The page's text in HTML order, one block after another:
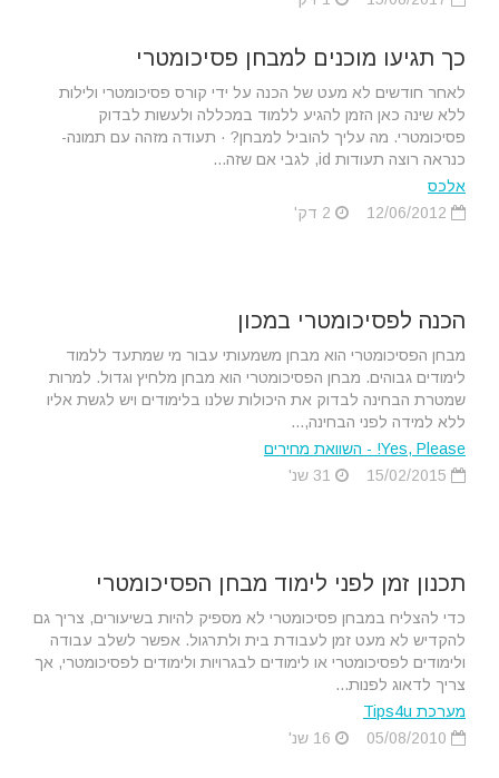
כך תגיעו מוכנים למבחן פסיכומטרי
לאחר חודשים לא מעט של הכנה על ידי קורס פסיכומטרי ולילות
ללא שינה כאן הזמן להגיע ללמוד במכללה ולעשות לבדוק
פסיכומטרי. מה עליך להוביל למבחן? · תעודה מזהה עם תמונה-
כנראה רוצה תעודות id, לגבי אם שזה...
אלכס
הכנה לפסיכומטרי במכון
מבחן הפסיכומטרי הוא מבחן משמעותי עבור מי שמתעד ללמוד
לימודים גבוהים. מבחן הפסיכומטרי הוא מבחן מלחיץ וגדול. למרות
שמטרת הבחינה לבדוק את היכולות שלנו בלימודים ויש לגשת אליו
ללא למידה לפני הבחינה,...
Yes, Please! - השוואת מחירים
תכנון זמן לפני לימוד מבחן הפסיכומטרי
כדי להצליח במבחן פסיכומטרי לא מספיק להיות בשיעורים, צריך גם
להקדיש לא מעט זמן לעבודת בית ולתרגול. אפשר לשלב עבודה
ולימודים לפסיכומטרי או לימודים לבגרויות ולימודים לפסיכומטרי, אך
צריך לדאוג לפנות...
מערכת Tips4u